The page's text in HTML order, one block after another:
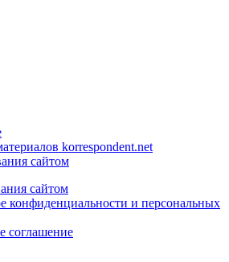
korrespondent.net
сайтом
сайтом
конфиденциальности и персональных
соглашение